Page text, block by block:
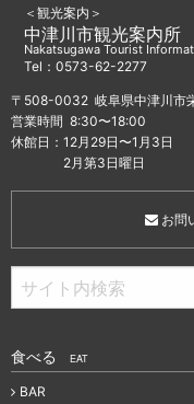
＜観光案内＞
中津川市観光案内所
Nakatsugawa Tourist
Tel：0573-62-2277
〒508-0032 岐阜県中津川市
営業時間 8:30〜18:00
休館日：12月29日〜1月3日
2月第3日曜日
お問
食べる EAT
BAR